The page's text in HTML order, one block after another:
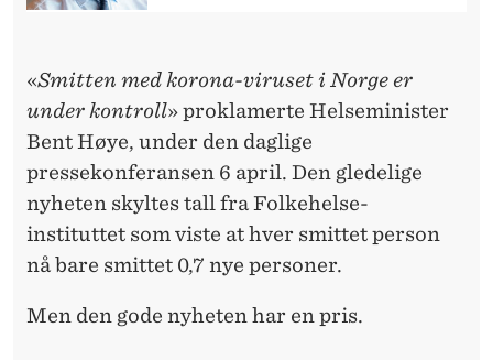
«Smitten med korona-viruset i Norge er
under kontroll» proklamerte Helseminister
Bent Høye, under den daglige
pressekonferansen 6 april. Den gledelige
nyheten skyltes tall fra Folkehelse-
instituttet som viste at hver smittet person
nå bare smittet 0,7 nye personer.
Men den gode nyheten har en pris.